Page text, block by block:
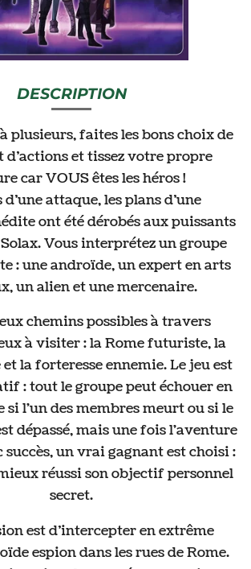
DESCRIPTION
plusieurs, faites les bons choix de
d’actions et tissez votre propre
car VOUS êtes les héros !
attaque, les plans d’une
ont été dérobés aux puissants
Vous interprétez un groupe
: une androïde, un expert en arts
un alien et une mercenaire.
chemins possibles à travers
à visiter : la Rome futuriste, la
la forteresse ennemie. Le jeu est
: tout le groupe peut échouer en
si l'un des membres meurt ou si le
dépassé, mais une fois l'aventure
un vrai gagnant est choisi :
réussi son objectif personnel
secret.
est d’intercepter en extrême
espion dans les rues de Rome.